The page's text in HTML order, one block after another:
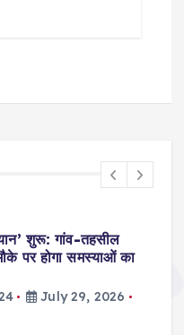
शुरू: गांव-तहसील
पर होगा समस्याओं का
July 29, 2026